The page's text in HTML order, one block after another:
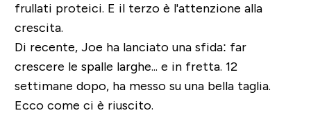
frullati proteici. E il terzo è l'attenzione alla
crescita.
Di recente, Joe ha lanciato una sfida: far
crescere le spalle larghe... e in fretta. 12
settimane dopo, ha messo su una bella taglia.
Ecco come ci è riuscito.